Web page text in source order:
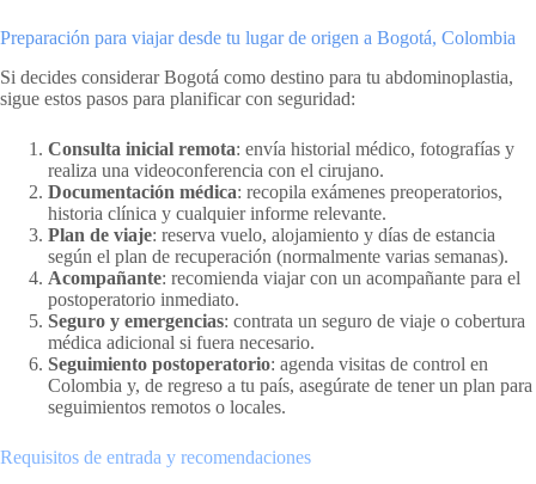
Preparación para viajar desde tu lugar de origen a Bogotá, Colombia
Si decides considerar Bogotá como destino para tu abdominoplastia,
sigue estos pasos para planificar con seguridad:
Consulta inicial remota: envía historial médico, fotografías y
realiza una videoconferencia con el cirujano.
Documentación médica: recopila exámenes preoperatorios,
historia clínica y cualquier informe relevante.
Plan de viaje: reserva vuelo, alojamiento y días de estancia
según el plan de recuperación (normalmente varias semanas).
Acompañante: recomienda viajar con un acompañante para el
postoperatorio inmediato.
Seguro y emergencias: contrata un seguro de viaje o cobertura
médica adicional si fuera necesario.
Seguimiento postoperatorio: agenda visitas de control en
Colombia y, de regreso a tu país, asegúrate de tener un plan para
seguimientos remotos o locales.
Requisitos de entrada y recomendaciones